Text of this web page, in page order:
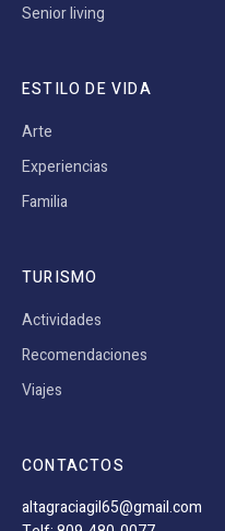
Senior living
ESTILO DE VIDA
Arte
Experiencias
Familia
TURISMO
Actividades
Recomendaciones
Viajes
CONTACTOS
altagraciagil65@gmail.com